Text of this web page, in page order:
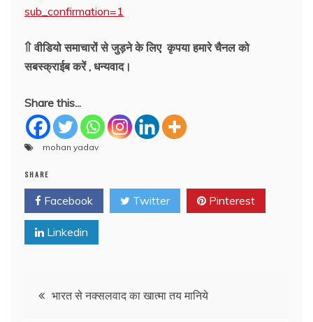
sub_confirmation=1
⇑ वीडियो समाचारों से जुड़ने के लिए कृपया हमारे चैनल को
सबस्क्राईब करें , धन्यवाद।
Share this...
mohan yadav
SHARE
Facebook Twitter Pinterest
Linkedin
Postभारत से नक्सलवाद का खात्मा तय मानिये